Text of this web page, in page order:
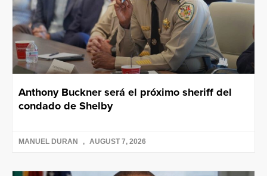
Anthony Buckner será el próximo sheriff del
condado de Shelby
MANUEL DURAN AUGUST 7, 2026